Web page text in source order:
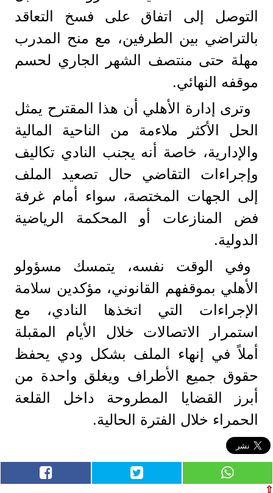
التوصل إلى اتفاق على فسخ التعاقد
بالتراضي بين الطرفين، مع منح المدرب
مهلة حتى منتصف الشهر الجاري لحسم
موقفه النهائي.
وترى إدارة الأهلي أن هذا المقترح يمثل
الحل الأكثر ملاءمة من الناحية المالية
والإدارية، خاصة أنه يجنب النادي تكاليف
وإجراءات التقاضي حال تصعيد الملف
إلى الجهات المختصة، سواء أمام غرفة
فض المنازعات أو المحكمة الرياضية
الدولية.
وفي الوقت نفسه، يتمسك مسؤولو
الأهلي بموقفهم القانوني، مؤكدين سلامة
الإجراءات التي اتخذها النادي، مع
استمرار الاتصالات خلال الأيام المقبلة
أملاً في إنهاء الملف بشكل ودي يحفظ
حقوق جميع الأطراف ويغلق واحدة من
أبرز القضايا المطروحة داخل القلعة
الحمراء خلال الفترة الحالية.
⇧